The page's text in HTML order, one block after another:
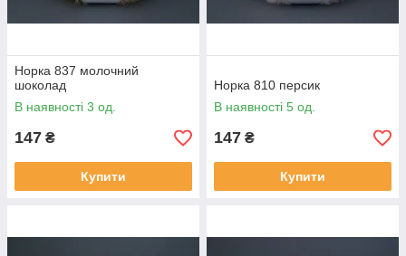
Норка 837 молочний
шоколад
В наявності 3 од.
147 ₴
Купити
Норка 810 персик
В наявності 5 од.
147 ₴
Купити